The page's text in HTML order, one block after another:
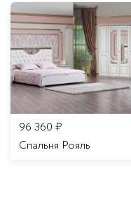
96 360 ₽
Спальня Рояль